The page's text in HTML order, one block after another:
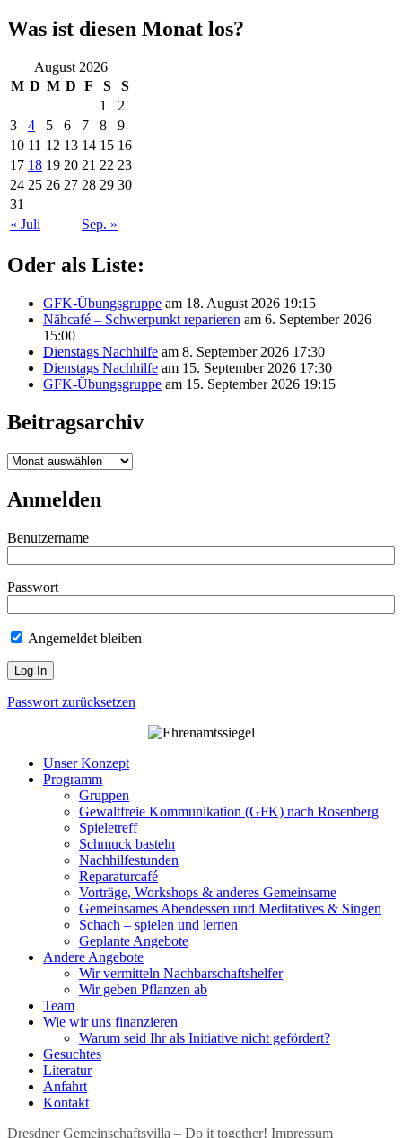
Was ist diesen Monat los?
August 2026
M D M D F S
S
1
2
3
4 5 6 7 8
9
10 11 12 13 14 15 16
17 18 19 20 21 22 23
24 25 26 27 28 29 30
31
« Juli
Sep. »
Oder als Liste:
GFK-Übungsgruppe am 18. August 2026 19:15
Nähcafé – Schwerpunkt reparieren am 6. September 2026
15:00
Dienstags Nachhilfe am 8. September 2026 17:30
Dienstags Nachhilfe am 15. September 2026 17:30
GFK-Übungsgruppe am 15. September 2026 19:15
Beitragsarchiv
Beitragsarchiv
Anmelden
Benutzername
Passwort
Angemeldet bleiben
Passwort zurücksetzen
Unser Konzept
Programm
Gruppen
Gewaltfreie Kommunikation (GFK) nach Rosenberg
Spieletreff
Schmuck basteln
Nachhilfestunden
Reparaturcafé
Vorträge, Workshops & anderes Gemeinsame
Gemeinsames Abendessen und Meditatives & Singen
Schach – spielen und lernen
Geplante Angebote
Andere Angebote
Wir vermitteln Nachbarschaftshelfer
Wir geben Pflanzen ab
Team
Wie wir uns finanzieren
Warum seid Ihr als Initiative nicht gefördert?
Gesuchtes
Literatur
Anfahrt
Kontakt
Dresdner Gemeinschaftsvilla – Do it together! Impressum